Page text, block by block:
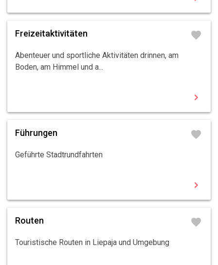
Freizeitaktivitäten favorite
Abenteuer und sportliche Aktivitäten drinnen, am
Boden, am Himmel und a...
chevron_right
Führungen favorite
Geführte Stadtrundfahrten
chevron_right
Routen favorite
Touristische Routen in Liepaja und Umgebung